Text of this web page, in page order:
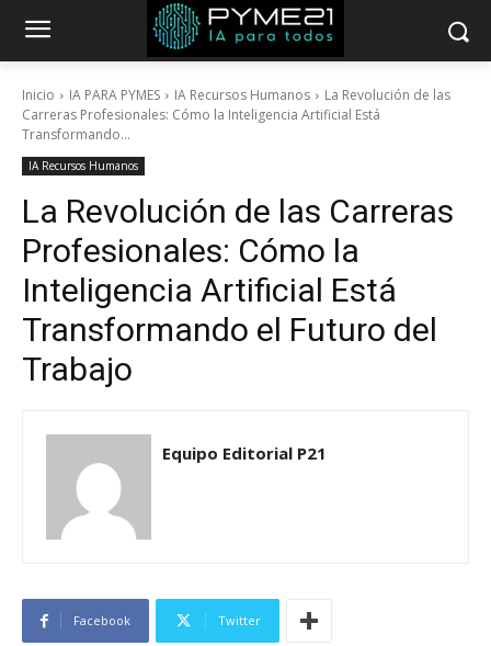
Inicio IA PARA PYMES IA Recursos Humanos
La Revolución de las
Carreras Profesionales: Cómo la Inteligencia Artificial Está
Transformando...
IA Recursos Humanos
La Revolución de las Carreras
Profesionales: Cómo la
Inteligencia Artificial Está
Transformando el Futuro del
Trabajo
Equipo Editorial P21
Facebook Twitter